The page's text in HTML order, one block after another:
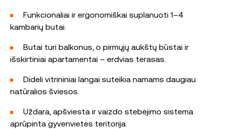
Funkcionaliai ir ergonomiškai suplanuoti 1–4
kambarių butai.
Butai turi balkonus, o pirmųjų aukštų būstai ir
išskirtiniai apartamentai – erdvias terasas.
Dideli vitrininiai langai suteikia namams daugiau
natūralios šviesos.
Uždara, apšviesta ir vaizdo stebėjimo sistema
aprūpinta gyvenvietės teritorija.